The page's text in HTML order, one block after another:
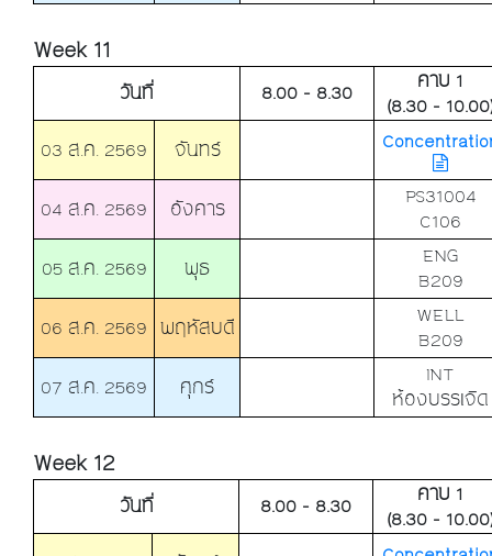
Week 11
วันที่ 8.00 - 8.30
คาบ 1
(8.30 -
03 ส.ค. 2569
จันทร์
04 ส.ค. 2569 อังคาร
PS31004
C106
05 ส.ค. 2569
พุธ
ENG
B209
06 ส.ค. 2569 พฤหัสบดี
WELL
B209
07 ส.ค. 2569
ศุกร์
INT
ห้องบรรเจิด
Week 12
วันที่ 8.00 - 8.30
คาบ 1
(8.30 -